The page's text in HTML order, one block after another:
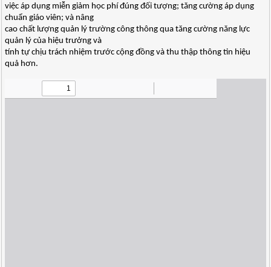
việc áp dụng miễn giảm học phí đúng đối tượng; tăng cường áp dụng
chuẩn giáo viên; và nâng
cao chất lượng quản lý trường công thông qua tăng cường năng lực
quản lý của hiệu trưởng và
tính tự chịu trách nhiệm trước cộng đồng và thu thập thông tin hiệu
quả hơn.